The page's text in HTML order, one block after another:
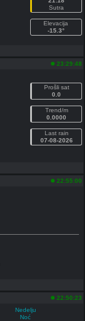
Sutra
Elevacija
-15.3°
23:29:48
Prošli sat
0.0
Trend/m
0.0000
Last rain
07-08-2026
22:55:00
22:50:23
Nedelju
Noć